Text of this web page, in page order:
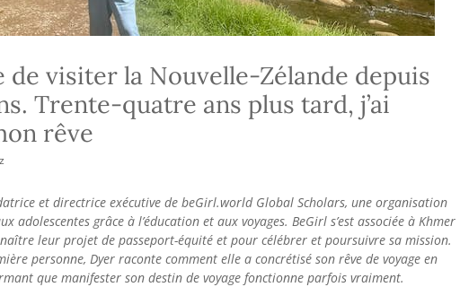
de visiter la Nouvelle-Zélande depuis
Trente-quatre ans plus tard, j’ai
rêve
et directrice exécutive de beGirl.world Global Scholars, une organisation
adolescentes grâce à l’éducation et aux voyages. BeGirl s’est associée à Khmer
leur projet de passeport-équité et pour célébrer et poursuivre sa mission.
personne, Dyer raconte comment elle a concrétisé son rêve de voyage en
que manifester son destin de voyage fonctionne parfois vraiment.